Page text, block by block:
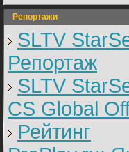
Репортажи
SLTV
Репортаж
SLTV
CS Global
Рейтинг